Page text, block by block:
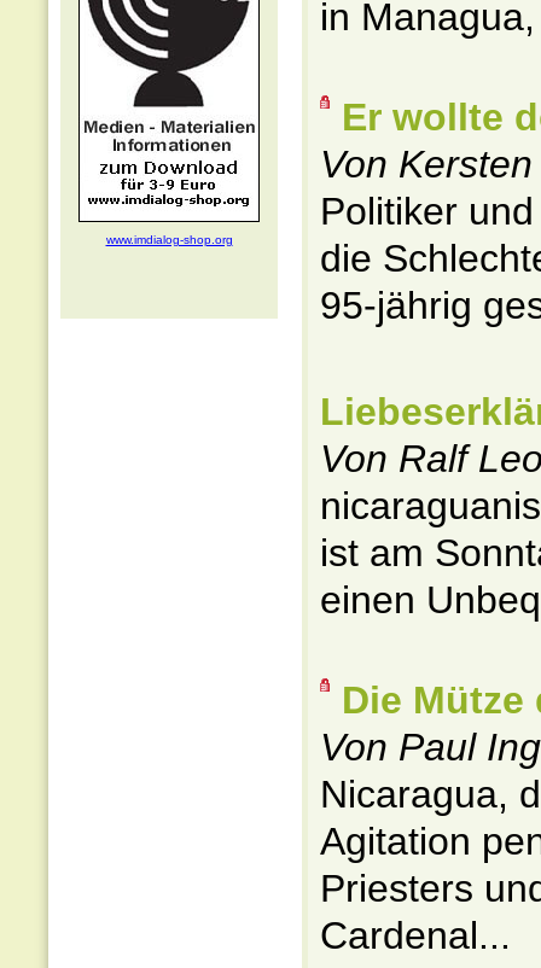
www.imdialog-shop.org
in
Er wollte
Von
Politiker
die
95-jährig
Von Ralf
ist am
einen
Die
Von Paul
Nicaragua,
Agitation
Priesters
Cardenal...